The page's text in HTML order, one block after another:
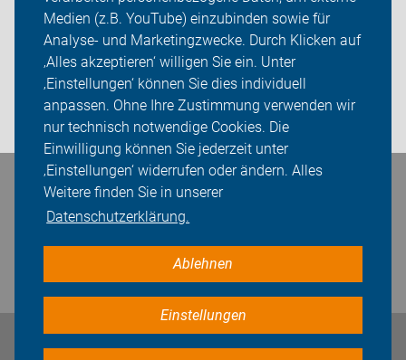
Medien (z.B. YouTube) einzubinden sowie für
Analyse- und Marketingzwecke. Durch Klicken auf
‚Alles akzeptieren‘ willigen Sie ein. Unter
‚Einstellungen‘ können Sie dies individuell
anpassen. Ohne Ihre Zustimmung verwenden wir
nur technisch notwendige Cookies. Die
Einwilligung können Sie jederzeit unter
‚Einstellungen‘ widerrufen oder ändern. Alles
Weitere finden Sie in unserer
Datenschutzerklärung.
Ablehnen
Einstellungen
Sei dabei
Presse
Login
Bleiben Sie in Kontakt